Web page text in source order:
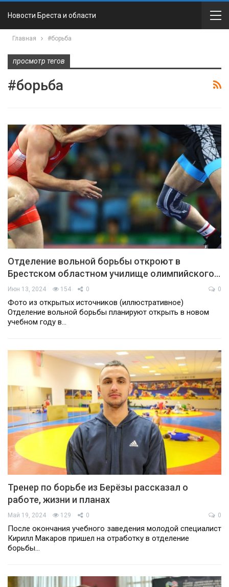
Новости Бреста и области
Главная #борьба
просмотр тегов
#борьба
Отделение вольной борьбы откроют в
Брестском областном училище олимпийского…
Июн 13, 2024 154 0 0
Фото из открытых источников (иллюстративное)
Отделение вольной борьбы планируют открыть в новом
учебном году в…
Тренер по борьбе из Берёзы рассказал о
работе, жизни и планах
Май 19, 2024 129 0 0
После окончания учебного заведения молодой специалист
Кирилл Макаров пришел на отработку в отделение
борьбы…